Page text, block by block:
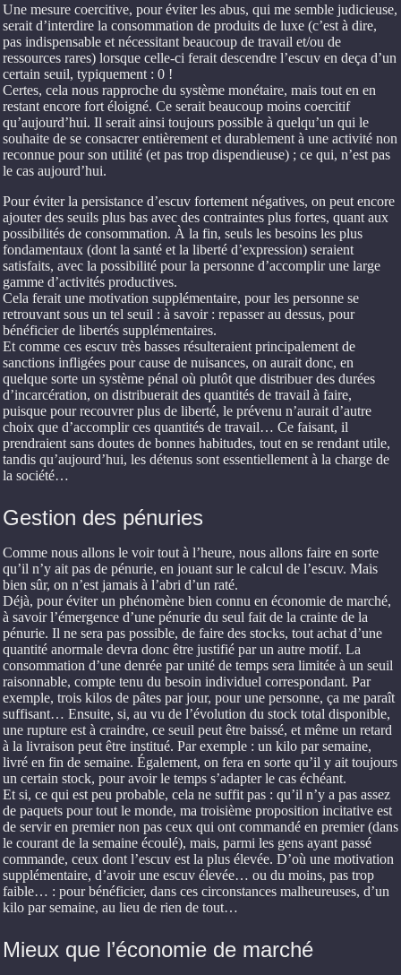
Une mesure coercitive, pour éviter les abus, qui me semble judicieuse,
serait d’interdire la consommation de produits de luxe (c’est à dire,
pas indispensable et nécessitant beaucoup de travail et/ou de
ressources rares) lorsque celle-ci ferait descendre l’escuv en deça d’un
certain seuil, typiquement : 0 !
Certes, cela nous rapproche du système monétaire, mais tout en en
restant encore fort éloigné. Ce serait beaucoup moins coercitif
qu’aujourd’hui. Il serait ainsi toujours possible à quelqu’un qui le
souhaite de se consacrer entièrement et durablement à une activité non
reconnue pour son utilité (et pas trop dispendieuse) ; ce qui, n’est pas
le cas aujourd’hui.
Pour éviter la persistance d’escuv fortement négatives, on peut encore
ajouter des seuils plus bas avec des contraintes plus fortes, quant aux
possibilités de consommation. À la fin, seuls les besoins les plus
fondamentaux (dont la santé et la liberté d’expression) seraient
satisfaits, avec la possibilité pour la personne d’accomplir une large
gamme d’activités productives.
Cela ferait une motivation supplémentaire, pour les personne se
retrouvant sous un tel seuil : à savoir : repasser au dessus, pour
bénéficier de libertés supplémentaires.
Et comme ces escuv très basses résulteraient principalement de
sanctions infligées pour cause de nuisances, on aurait donc, en
quelque sorte un système pénal où plutôt que distribuer des durées
d’incarcération, on distribuerait des quantités de travail à faire,
puisque pour recouvrer plus de liberté, le prévenu n’aurait d’autre
choix que d’accomplir ces quantités de travail… Ce faisant, il
prendraient sans doutes de bonnes habitudes, tout en se rendant utile,
tandis qu’aujourd’hui, les détenus sont essentiellement à la charge de
la société…
Gestion des pénuries
Comme nous allons le voir tout à l’heure, nous allons faire en sorte
qu’il n’y ait pas de pénurie, en jouant sur le calcul de l’escuv. Mais
bien sûr, on n’est jamais à l’abri d’un raté.
Déjà, pour éviter un phénomène bien connu en économie de marché,
à savoir l’émergence d’une pénurie du seul fait de la crainte de la
pénurie. Il ne sera pas possible, de faire des stocks, tout achat d’une
quantité anormale devra donc être justifié par un autre motif. La
consommation d’une denrée par unité de temps sera limitée à un seuil
raisonnable, compte tenu du besoin individuel correspondant. Par
exemple, trois kilos de pâtes par jour, pour une personne, ça me paraît
suffisant… Ensuite, si, au vu de l’évolution du stock total disponible,
une rupture est à craindre, ce seuil peut être baissé, et même un retard
à la livraison peut être institué. Par exemple : un kilo par semaine,
livré en fin de semaine. Également, on fera en sorte qu’il y ait toujours
un certain stock, pour avoir le temps s’adapter le cas échéant.
Et si, ce qui est peu probable, cela ne suffit pas : qu’il n’y a pas assez
de paquets pour tout le monde, ma troisième proposition incitative est
de servir en premier non pas ceux qui ont commandé en premier (dans
le courant de la semaine écoulé), mais, parmi les gens ayant passé
commande, ceux dont l’escuv est la plus élevée. D’où une motivation
supplémentaire, d’avoir une escuv élevée… ou du moins, pas trop
faible… : pour bénéficier, dans ces circonstances malheureuses, d’un
kilo par semaine, au lieu de rien de tout…
Mieux que l’économie de marché